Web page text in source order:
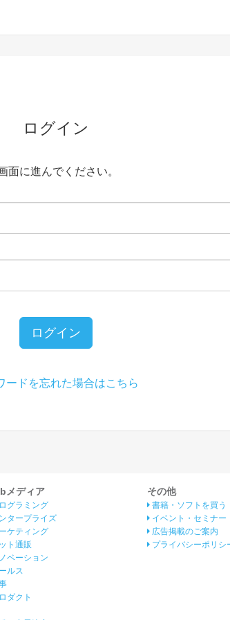
ログイン
に進んでください。
ログイン
ードを忘れた場合はこちら
メディア
グラミング
タープライズ
ケティング
ト通販
ベーション
ルス
ダクト
その他
書籍・ソフトを買う
イベント・セミナー
広告掲載のご案内
プライバシーポリシ